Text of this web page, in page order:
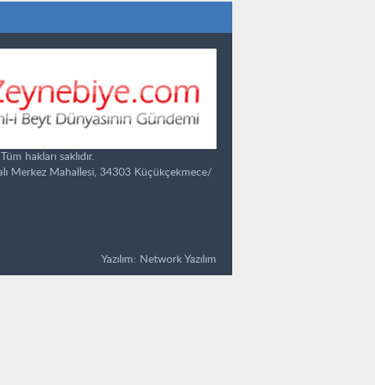
hakları saklıdır.
Merkez Mahallesi, 34303 Küçükçekmece/
Yazılım: Network Yazılım